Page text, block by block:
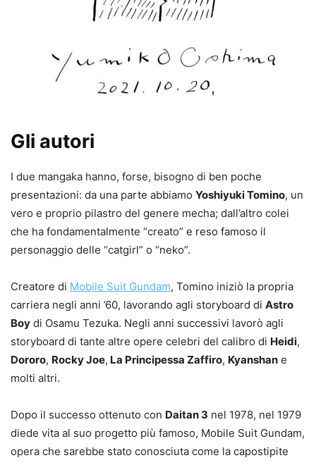
Gli autori
I due mangaka hanno, forse, bisogno di ben poche
presentazioni: da una parte abbiamo Yoshiyuki Tomino, un
vero e proprio pilastro del genere mecha; dall’altro colei
che ha fondamentalmente “creato” e reso famoso il
personaggio delle “catgirl” o “neko”.
Creatore di Mobile Suit Gundam, Tomino iniziò la propria
carriera negli anni ’60, lavorando agli storyboard di Astro
Boy di Osamu Tezuka. Negli anni successivi lavorò agli
storyboard di tante altre opere celebri del calibro di Heidi,
Dororo, Rocky Joe, La Principessa Zaffiro, Kyanshan e
molti altri.
Dopo il successo ottenuto con Daitan 3 nel 1978, nel 1979
diede vita al suo progetto più famoso, Mobile Suit Gundam,
opera che sarebbe stato conosciuta come la capostipite